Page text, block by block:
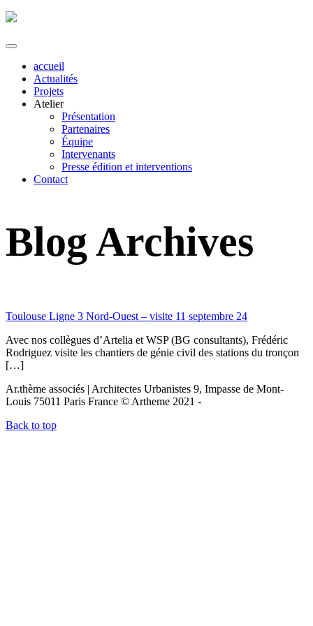
accueil
Actualités
Projets
Atelier
Présentation
Partenaires
Équipe
Intervenants
Presse édition et interventions
Contact
Blog Archives
Toulouse Ligne 3 Nord-Ouest – visite 11 septembre 24
Avec nos collègues d’Artelia et WSP (BG consultants), Frédéric
Rodriguez visite les chantiers de génie civil des stations du tronçon
[…]
Ar.thème associés | Architectes Urbanistes 9, Impasse de Mont-
Louis 75011 Paris France © Artheme 2021 -
Back to top